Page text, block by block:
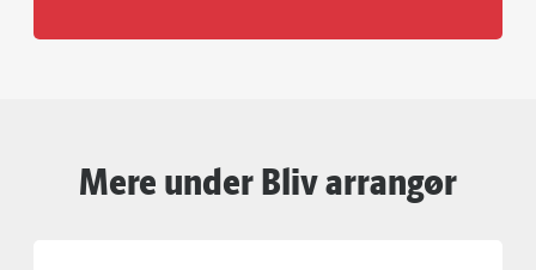
Mere under Bliv arrangør